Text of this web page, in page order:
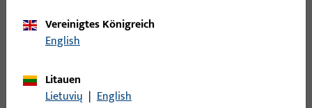
Senkschraube
Alle Varianten ansehen
Vereinigtes Königreich
English
Litauen
Lietuvių | English